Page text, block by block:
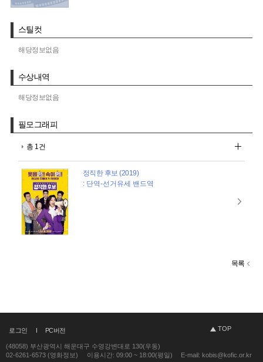
스틸컷
해당정보없음
수상내역
해당정보없음
필모그래피
총 1건
정직한 후보 (2019)
: 단역-선거유세 밴드역
목록
로그인 PC버전 TOP
(48058) 부산광역시 해운대구 수영강변대로 130(우동)
02-6261-6573 (영화정보)
이용시간: 09:00 ~ 18:00(평일) E-mail: kobis@kofic.or.kr